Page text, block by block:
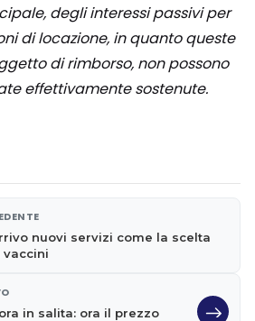
degli interessi passivi per
di locazione, in quanto queste
di rimborso, non possono
effettivamente sostenute.
nuovi servizi come la scelta
vaccini
in salita: ora il prezzo